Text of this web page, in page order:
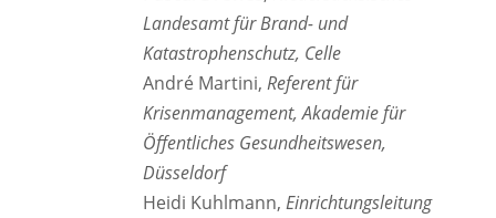
Landesamt für Brand- und
Katastrophenschutz, Celle
André Martini, Referent für
Krisenmanagement, Akademie für
Öffentliches Gesundheitswesen,
Düsseldorf
Heidi Kuhlmann, Einrichtungsleitung